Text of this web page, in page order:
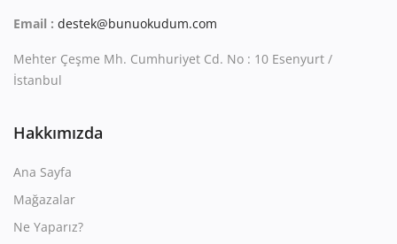
Email : destek@bunuokudum.com
Mehter Çeşme Mh. Cumhuriyet Cd. No : 10 Esenyurt /
İstanbul
Hakkımızda
Ana Sayfa
Mağazalar
Ne Yaparız?